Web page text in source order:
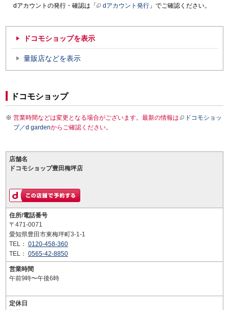
dアカウントの発行・確認は「
dアカウント発行 」でご確認ください。
ドコモショップを表示
量販店などを表示
ドコモショップ
営業時間などは変更となる場合がございます。最新の情報は
ドコモショッ
プ／d gardenからご確認ください。
店舗名
ドコモショップ豊田梅坪店
住所/電話番号
〒471-0071
愛知県豊田市東梅坪町3-1-1
TEL： 0120-458-360
TEL： 0565-42-8850
営業時間
午前9時〜午後6時
定休日